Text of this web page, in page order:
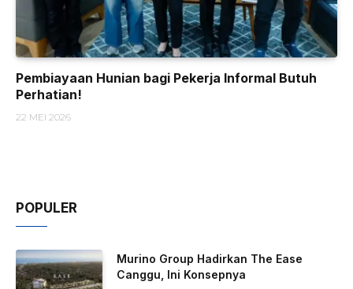
Pembiayaan Hunian bagi Pekerja Informal Butuh
Perhatian!
22 MEI 2026
POPULER
Murino Group Hadirkan The Ease
Canggu, Ini Konsepnya